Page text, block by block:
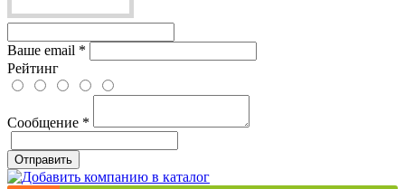
Ваше email *
Рейтинг
Сообщение *
Отправить